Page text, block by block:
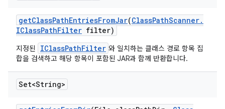
getClassPathEntriesFromJar(ClassPathScanner.
IClassPathFilter filter)
지정된 IClassPathFilter 와 일치하는 클래스 경로 항목 집
합을 검색하고 해당 항목이 포함된 JAR과 함께 반환합니다.
Set<String>